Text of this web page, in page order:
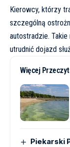
Kierowcy, którzy
szczególną
autostradzie.
utrudnić dojazd
Więcej
Piekarski